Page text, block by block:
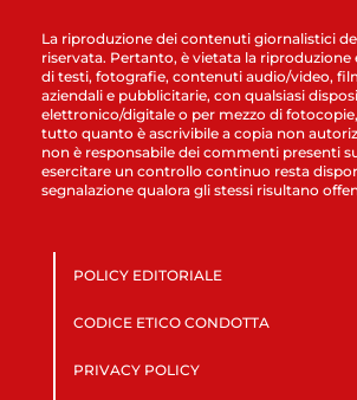
La riproduzione dei contenuti giornalistici
riservata. Pertanto, è vietata la riproduzione
di testi, fotografie, contenuti audio/video,
aziendali e pubblicitarie, con qualsiasi
elettronico/digitale o per mezzo di
tutto quanto è ascrivibile a copia non
non è responsabile dei commenti presenti
esercitare un controllo continuo resta
segnalazione qualora gli stessi risultano
POLICY EDITORIALE
CODICE ETICO CONDOTTA
PRIVACY POLICY